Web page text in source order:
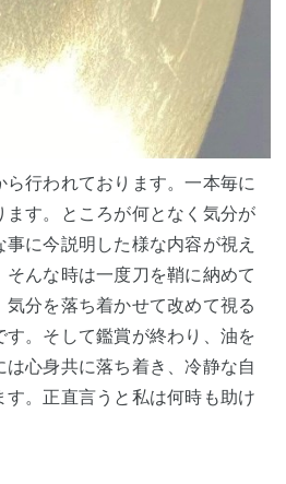
ら行われております。一本毎に
す。ところが何となく気分が
に今説明した様な内容が視え
んな時は一度刀を鞘に納めて
分を落ち着かせて改めて視る
。そして鑑賞が終わり、油を
心身共に落ち着き、冷静な自
。正直言うと私は何時も助け